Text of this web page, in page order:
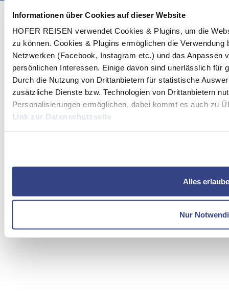
Informationen über Cookies auf dieser Website
HOFER REISEN verwendet Cookies & Plugins, um die
zu können. Cookies & Plugins ermöglichen die
Netzwerken (Facebook, Instagram etc.) und das Anpassen
persönlichen Interessen. Einige davon sind unerlässlich für
Durch die Nutzung von Drittanbietern für statistische
zusätzliche Dienste bzw. Technologien von Drittanbietern
Personalisierungen ermöglichen, dabei kommt es auch zu
Link zur Datenschutzseite
Alles
Nur